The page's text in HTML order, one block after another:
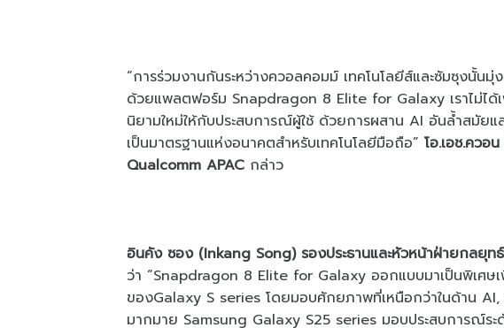
“การร่วมงานกันระหว่างควอลคอมม์ เทคโนโลยีส์และซัมซุงนั้นมุ่
ด้วยแพลตฟอร์ม Snapdragon 8 Elite for Galaxy เราไม่ได้
นิยามใหม่ให้กับประสบการณ์ผู้ใช้ ด้วยการผสาน AI อันล้ำสมัย
เป็นมาตรฐานแห่งอนาคตสำหรับเทคโนโลยีมือถือ” โอ.เอช.ควอ
Qualcomm APAC กล่าว
อินคัง ซอง (Inkang Song) รองประธานและหัวหน้าฝ่ายกลยุท
ว่า “Snapdragon 8 Elite for Galaxy ออกแบบมาเป็นพิเศ
ของGalaxy S series โดยมอบศักยภาพที่เหนือกว่าในด้าน
มากมาย Samsung Galaxy S25 series มอบประสบการณ์ร